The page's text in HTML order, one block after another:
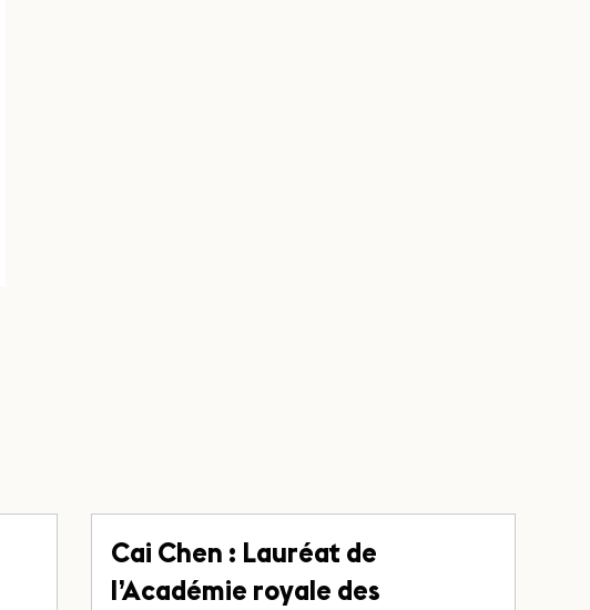
Cai Chen : Lauréat de
l’Académie royale des